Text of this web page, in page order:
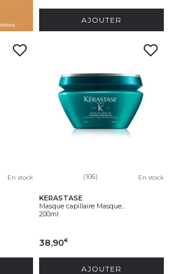
AJOUTER
En stock (106) En stock
KERASTASE
Masque capillaire Masque...
200ml
38,90€
AJOUTER